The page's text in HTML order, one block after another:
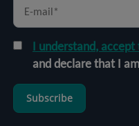
I understand,
and declare that I
Subscribe